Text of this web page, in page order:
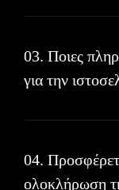
03. Ποιες
για την
04.
ολοκλήρωση